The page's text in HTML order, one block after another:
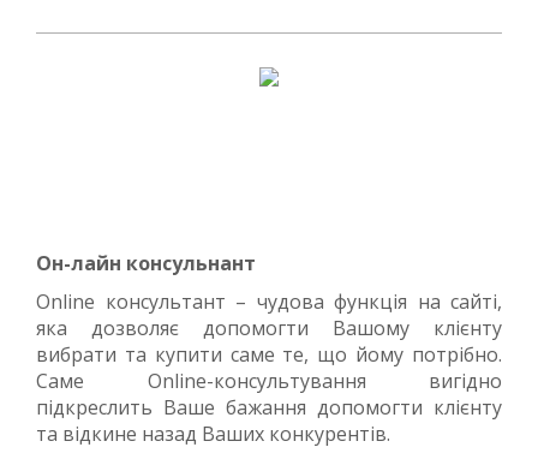
Он-лайн консульнант
Online консультант – чудова функція на сайті,
яка дозволяє допомогти Вашому клієнту
вибрати та купити саме те, що йому потрібно.
Саме Online-консультування вигідно
підкреслить Ваше бажання допомогти клієнту
та відкине назад Ваших конкурентів.